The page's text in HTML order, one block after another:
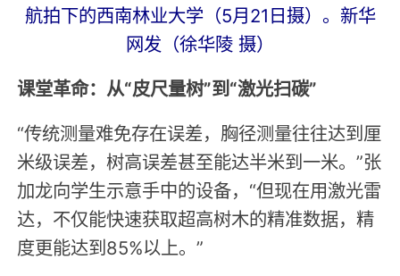
航拍下的西南林业大学（5月21日摄）。新华
网发（徐华陵 摄）
课堂革命：从“皮尺量树”到“激光扫碳”
“传统测量难免存在误差，胸径测量往往达到厘
米级误差，树高误差甚至能达半米到一米。”张
加龙向学生示意手中的设备，“但现在用激光雷
达，不仅能快速获取超高树木的精准数据，精
度更能达到85%以上。”